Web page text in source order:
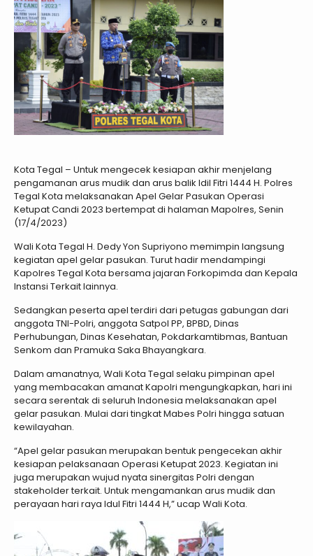
Kota Tegal – Untuk mengecek kesiapan akhir menjelang
pengamanan arus mudik dan arus balik Idil Fitri 1444 H. Polres
Tegal Kota melaksanakan Apel Gelar Pasukan Operasi
Ketupat Candi 2023 bertempat di halaman Mapolres, Senin
(17/4/2023)
Wali Kota Tegal H. Dedy Yon Supriyono memimpin langsung
kegiatan apel gelar pasukan. Turut hadir mendampingi
Kapolres Tegal Kota bersama jajaran Forkopimda dan Kepala
Instansi Terkait lainnya.
Sedangkan peserta apel terdiri dari petugas gabungan dari
anggota TNI-Polri, anggota Satpol PP, BPBD, Dinas
Perhubungan, Dinas Kesehatan, Pokdarkamtibmas, Bantuan
Senkom dan Pramuka Saka Bhayangkara.
Dalam amanatnya, Wali Kota Tegal selaku pimpinan apel
yang membacakan amanat Kapolri mengungkapkan, hari ini
secara serentak di seluruh Indonesia melaksanakan apel
gelar pasukan. Mulai dari tingkat Mabes Polri hingga satuan
kewilayahan.
“Apel gelar pasukan merupakan bentuk pengecekan akhir
kesiapan pelaksanaan Operasi Ketupat 2023. Kegiatan ini
juga merupakan wujud nyata sinergitas Polri dengan
stakeholder terkait. Untuk mengamankan arus mudik dan
perayaan hari raya Idul Fitri 1444 H,” ucap Wali Kota.